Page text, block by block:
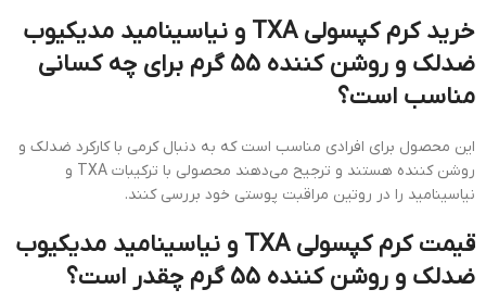
خرید کرم کپسولی TXA و نیاسینامید مدیکیوب
ضدلک و روشن کننده 55 گرم برای چه کسانی
مناسب است؟
این محصول برای افرادی مناسب است که به دنبال کرمی با کارکرد ضدلک و
روشن کننده هستند و ترجیح می‌دهند محصولی با ترکیبات TXA و
نیاسینامید را در روتین مراقبت پوستی خود بررسی کنند.
قیمت کرم کپسولی TXA و نیاسینامید مدیکیوب
ضدلک و روشن کننده 55 گرم چقدر است؟